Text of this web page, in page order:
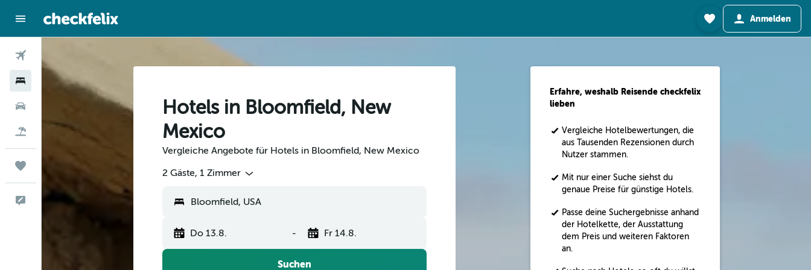
Anmelden
Hotels
Flug+Hotel
Feedback
Hotels in Bloomfield, New
Mexico
Vergleiche Angebote für Hotels in Bloomfield, New Mexico
2 Gäste, 1 Zimmer
Bloomfield, USA
Do 13.8. - Fr 14.8.
Suchen
Erfahre, weshalb Reisende checkfelix
lieben
Vergleiche Hotelbewertungen, die
aus Tausenden Rezensionen durch
Nutzer stammen.
Mit nur einer Suche siehst du
genaue Preise für günstige Hotels.
Passe deine Suchergebnisse anhand
der Hotelkette, der Ausstattung
dem Preis und weiteren Faktoren
an.